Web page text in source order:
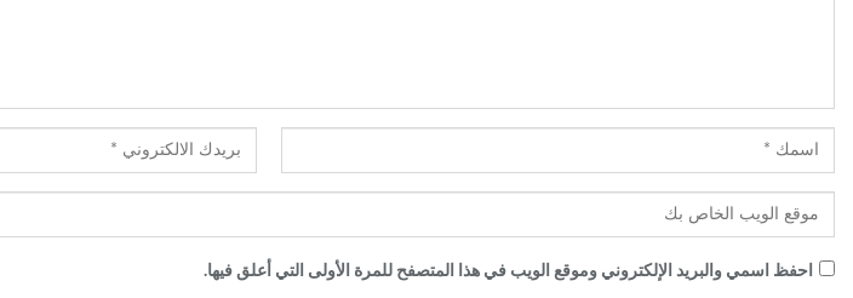
احفظ اسمي والبريد الإلكتروني وموقع الويب في هذا المتصفح للمرة الأولى التي أعلق فيها.